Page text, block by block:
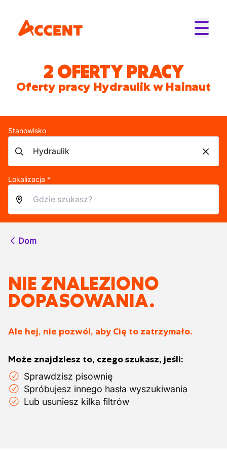
2 OFERTY PRACY
Oferty pracy Hydraulik w Hainaut
Stanowisko
Lokalizacja *
Dom
NIE ZNALEZIONO
DOPASOWANIA.
Ale hej, nie pozwól, aby Cię to zatrzymało.
Może znajdziesz to, czego szukasz, jeśli:
Sprawdzisz pisownię
Spróbujesz innego hasła wyszukiwania
Lub usuniesz kilka filtrów